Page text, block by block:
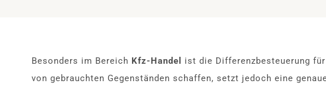
Besonders im Bereich Kfz-Handel
ist die Differenzbesteuerung
von gebrauchten Gegenständen schaffen, setzt jedoch eine